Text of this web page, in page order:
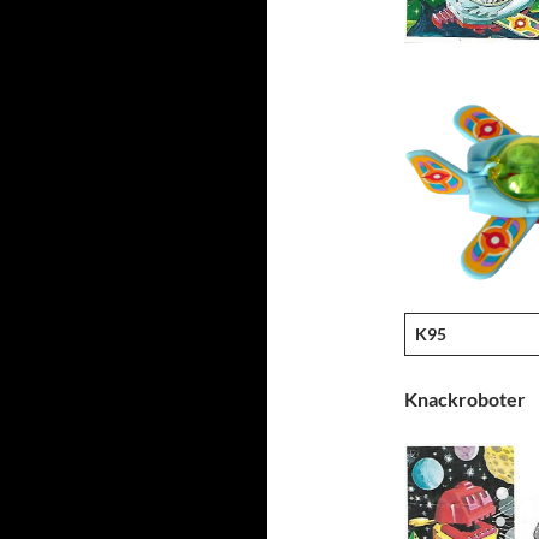
K95
Knackroboter